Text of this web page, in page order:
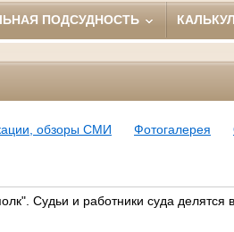
ПОДСУДНОСТЬ
обзоры СМИ Фотогалерея
Судьи и работники суда делятся